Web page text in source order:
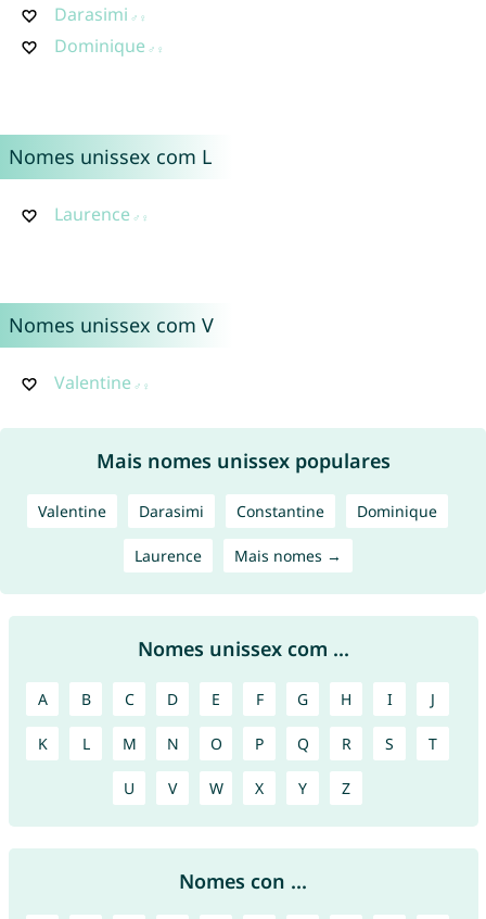
Darasimi
Dominique
Nomes unissex com L
Laurence
Nomes unissex com V
Valentine
Mais nomes unissex populares
Valentine Darasimi Constantine Dominique
Laurence Mais nomes →
Nomes unissex com ...
A B C D E F G H I J
K L M N O P Q R S T
U V W X Y Z
Nomes con ...